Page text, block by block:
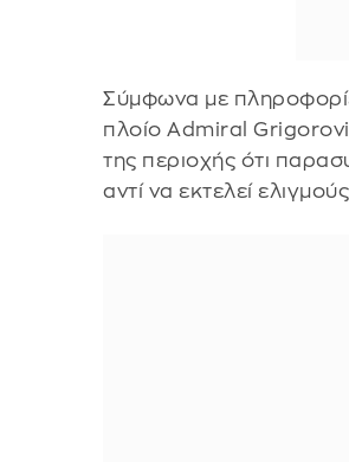
Σύμφωνα με
πλοίο Admiral
της περιοχής ότι
αντί να εκτελεί